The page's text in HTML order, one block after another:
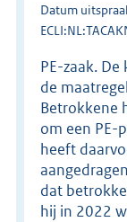
Datum
PE-zaak.
de
Betrokkene
om een PE-
heeft
dat
hij in 2022